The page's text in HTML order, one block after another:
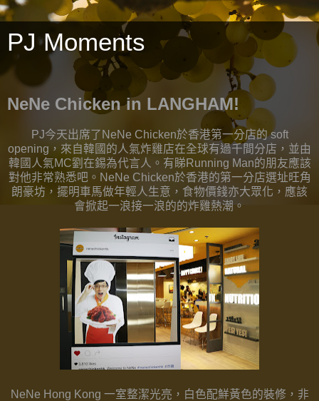
PJ Moments
NeNe Chicken in LANGHAM!
PJ今天出席了NeNe Chicken於香港第一分店的 soft
opening，來自韓國的人氣炸雞店在全球有過千間分店， 並由
韓國人氣MC劉在錫為代言人。有睇Running Man的朋友應該
對他非常熟悉吧。NeNe Chicken於香港的第一分店選址旺角
朗豪坊， 擺明車馬做年輕人生意，食物價錢亦大眾化， 應該
會掀起一浪接一浪的的炸雞熱潮。
NeNe Hong Kong 一室整潔光亮，白色配鮮黃色的裝修，非